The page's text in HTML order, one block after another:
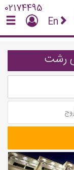
02174495
En
رشت